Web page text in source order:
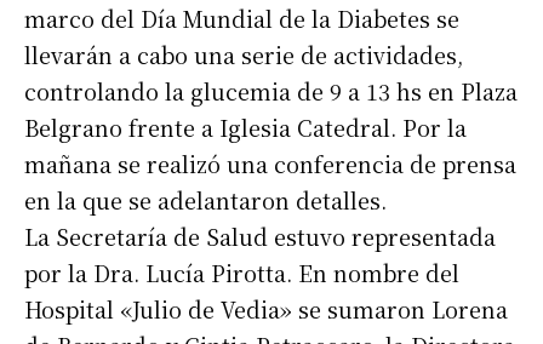
marco del Día Mundial de la Diabetes se
llevarán a cabo una serie de actividades,
controlando la glucemia de 9 a 13 hs en Plaza
Belgrano frente a Iglesia Catedral. Por la
mañana se realizó una conferencia de prensa
en la que se adelantaron detalles.
La Secretaría de Salud estuvo representada
por la Dra. Lucía Pirotta. En nombre del
Hospital «Julio de Vedia» se sumaron Lorena